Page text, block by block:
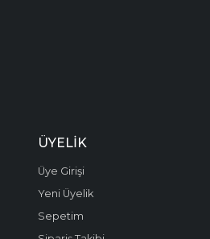
ÜYELIK
Üye Girişi
Yeni Üyelik
Sepetim